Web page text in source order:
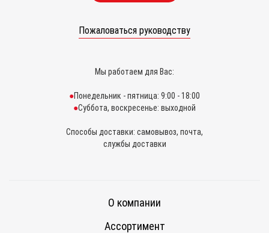
Пожаловаться руководству
Мы работаем для Вас:
Понедельник - пятница: 9:00 - 18:00
Суббота, воскресенье: выходной
Способы доставки: самовывоз, почта,
службы доставки
О компании
Ассортимент